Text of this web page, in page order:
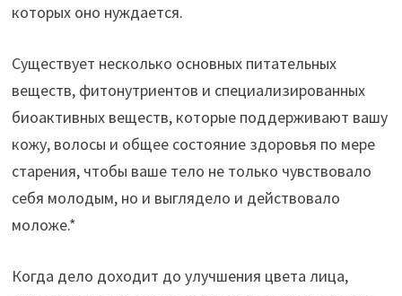
которых оно нуждается.
Существует несколько основных питательных
веществ, фитонутриентов и специализированных
биоактивных веществ, которые поддерживают вашу
кожу, волосы и общее состояние здоровья по мере
старения, чтобы ваше тело не только чувствовало
себя молодым, но и выглядело и действовало
моложе.*
Когда дело доходит до улучшения цвета лица,